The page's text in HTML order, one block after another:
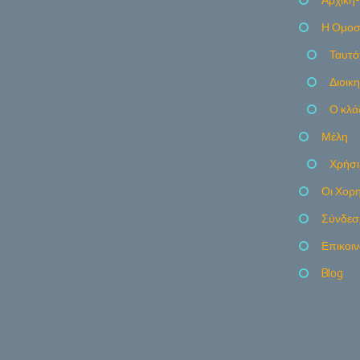
Η
Ο
Μέλη
Οι
Blog